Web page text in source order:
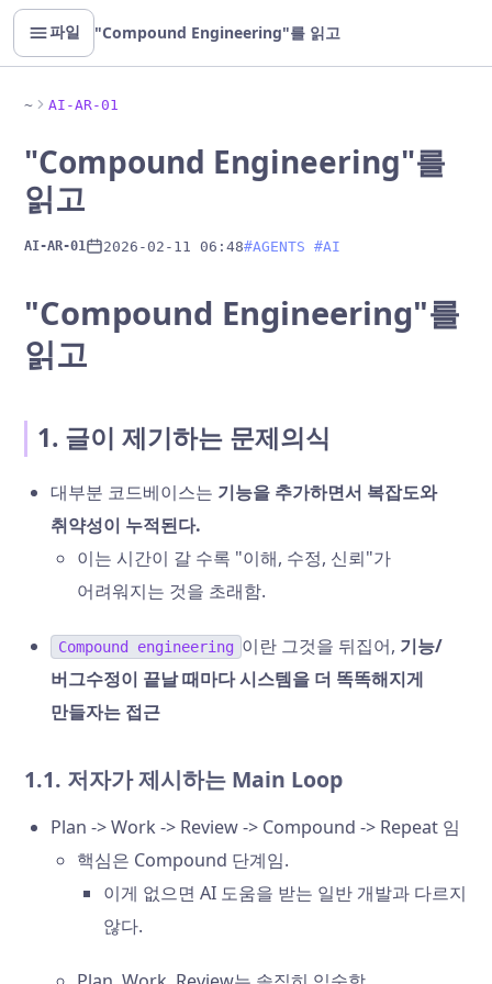
파일 "Compound Engineering"를 읽고
~ AI-AR-01
"Compound Engineering"를
읽고
AI-AR-01 2026-02-11 06:48#AGENTS #AI
"Compound Engineering"를
읽고
1. 글이 제기하는 문제의식
대부분 코드베이스는 기능을 추가하면서 복잡도와
취약성이 누적된다.
이는 시간이 갈 수록 "이해, 수정, 신뢰"가
어려워지는 것을 초래함.
Compound engineering 이란 그것을 뒤집어, 기능/
버그수정이 끝날 때마다 시스템을 더 똑똑해지게
만들자는 접근
1.1. 저자가 제시하는 Main Loop
Plan -> Work -> Review -> Compound -> Repeat 임
핵심은 Compound 단계임.
이게 없으면 AI 도움을 받는 일반 개발과 다르지
않다.